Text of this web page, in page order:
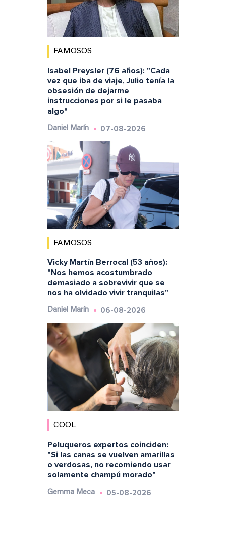
FAMOSOS
Isabel Preysler (76 años): "Cada
vez que iba de viaje, Julio tenía la
obsesión de dejarme
instrucciones por si le pasaba
algo"
Daniel Marín 07-08-2026
FAMOSOS
Vicky Martín Berrocal (53 años):
"Nos hemos acostumbrado
demasiado a sobrevivir que se
nos ha olvidado vivir tranquilas"
Daniel Marín 06-08-2026
COOL
Peluqueros expertos coinciden:
"Si las canas se vuelven amarillas
o verdosas, no recomiendo usar
solamente champú morado"
Gemma Meca 05-08-2026